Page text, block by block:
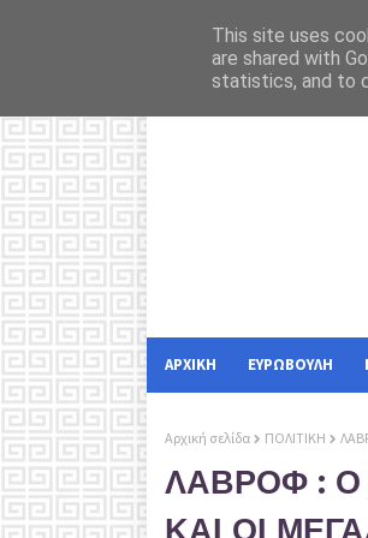
ΑΡΧΙΚΗ ΕΥΡΩΒΟΥΛΗ
Αρχική σελίδα ΠΟΛΙΤΙΚΗ
ΛΑΒΡΟΦ : Ο
This site uses
are shared with
statistics, and to